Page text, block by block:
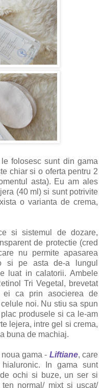
folosesc sunt din gama
chiar si o oferta pentru 2
asta). Eu am ales
(40 ml) si sunt potrivite
o varianta de crema,
si sistemul de dozare,
de protectie (cred
nu permite apasarea
si pe asta de-a lungul
luat in calatorii. Ambele
Tri Vegetal, brevetat
ca prin asocierea de
noi. Nu stiu sa spun
produsele si ca le-am
lejera, intre gel si crema,
buna de machiaj.
gama - Liftiane, care
In gama sunt
ochi si buze, un ser si
normal/ mixt si uscat/